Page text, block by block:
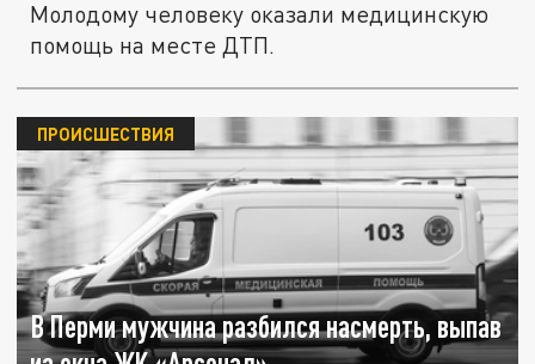
Молодому человеку оказали медицинскую
помощь на месте ДТП.
В Перми мужчина разбился насмерть, выпав
ПРОИСШЕСТВИЯ